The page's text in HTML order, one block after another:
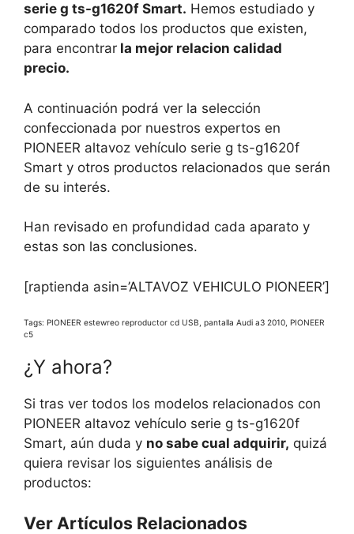
serie g ts-g1620f Smart. Hemos estudiado y
comparado todos los productos que existen,
para encontrar la mejor relacion calidad
precio.
A continuación podrá ver la selección
confeccionada por nuestros expertos en
PIONEER altavoz vehículo serie g ts-g1620f
Smart y otros productos relacionados que serán
de su interés.
Han revisado en profundidad cada aparato y
estas son las conclusiones.
[raptienda asin=’ALTAVOZ VEHICULO PIONEER’]
Tags: PIONEER estewreo reproductor cd USB, pantalla Audi a3 2010, PIONEER
c5
¿Y ahora?
Si tras ver todos los modelos relacionados con
PIONEER altavoz vehículo serie g ts-g1620f
Smart, aún duda y no sabe cual adquirir, quizá
quiera revisar los siguientes análisis de
productos:
Ver Artículos Relacionados